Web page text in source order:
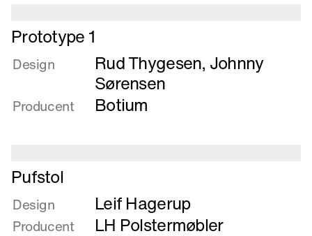
skille
ad,
bord
Læs
mere
om
Prototype 1
Design Rud Thygesen, Johnny
Sørensen
Producent Botium
Læs
mere
om
Pufstol
Pufstol
Design Leif Hagerup
Producent LH Polstermøbler